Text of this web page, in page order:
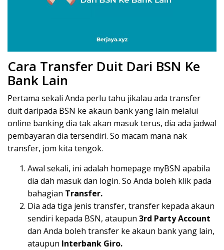
Cara Transfer Duit Dari BSN Ke
Bank Lain
Pertama sekali Anda perlu tahu jikalau ada transfer
duit daripada BSN ke akaun bank yang lain melalui
online banking dia tak akan masuk terus, dia ada jadwal
pembayaran dia tersendiri. So macam mana nak
transfer, jom kita tengok.
Awal sekali, ini adalah homepage myBSN apabila
dia dah masuk dan login. So Anda boleh klik pada
bahagian Transfer.
Dia ada tiga jenis transfer, transfer kepada akaun
sendiri kepada BSN, ataupun 3rd Party Account
dan Anda boleh transfer ke akaun bank yang lain,
ataupun Interbank Giro.